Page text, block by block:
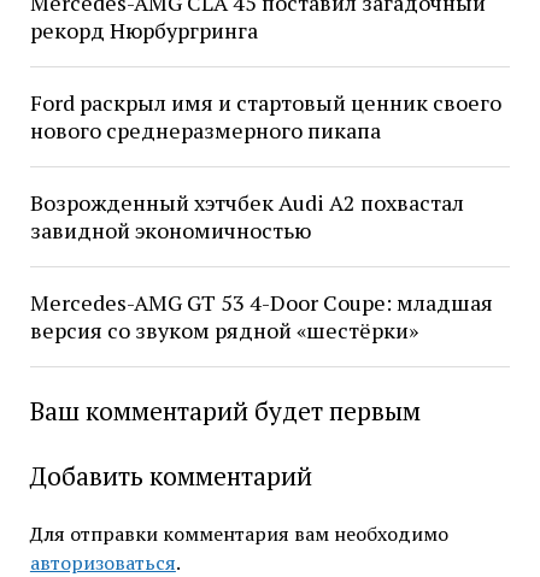
рекорд Нюрбургринга
Ford раскрыл имя и стартовый ценник своего
нового среднеразмерного пикапа
Возрожденный хэтчбек Audi A2 похвастал
завидной экономичностью
Mercedes-AMG GT 53 4-Door Coupe: младшая
версия со звуком рядной «шестёрки»
Ваш комментарий будет первым
Добавить комментарий
Для отправки комментария вам необходимо
авторизоваться.